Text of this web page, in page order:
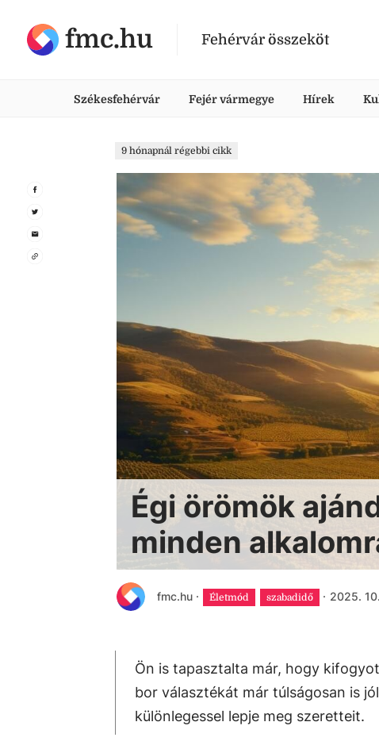
fmc.hu Fehérvár összeköt
Székesfehérvár Fejér vármegye Hírek
9 hónapnál régebbi cikk
Égi örömök
minden
fmc.hu · Életmód szabadidő · 2025.
Ön is tapasztalta már, hogy
bor választékát már túlságosan is
különlegessel lepje meg szeretteit.